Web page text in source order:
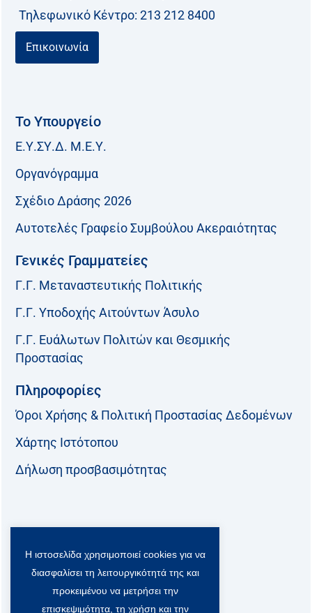
Τηλεφωνικό Kέντρο: 213 212 8400
Επικοινωνία
Το Υπουργείο
Ε.Υ.ΣΥ.Δ. Μ.Ε.Υ.
Οργανόγραμμα
Σχέδιο Δράσης 2026
Αυτοτελές Γραφείο Συμβούλου Ακεραιότητας
Γενικές Γραμματείες
Γ.Γ. Μεταναστευτικής Πολιτικής
Γ.Γ. Υποδοχής Αιτούντων Άσυλο
Γ.Γ. Ευάλωτων Πολιτών και Θεσμικής
Προστασίας
Πληροφορίες
Όροι Χρήσης & Πολιτική Προστασίας Δεδομένων
Χάρτης Ιστότοπου
Δήλωση προσβασιμότητας
F
a
T
w
i
t
L
i
n
k
Y
o
u
t
Viber Community:
Η ιστοσελίδα χρησιμοποιεί cookies για να
διασφαλίσει τη λειτουργικότητά της και
προκειμένου να μετρήσει την
επισκεψιμότητα, τη χρήση και την